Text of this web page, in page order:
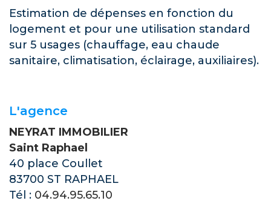
Estimation de dépenses en fonction du
logement et pour une utilisation standard
sur 5 usages (chauffage, eau chaude
sanitaire, climatisation, éclairage, auxiliaires).
L'agence
NEYRAT IMMOBILIER
Saint Raphael
40 place Coullet
83700 ST RAPHAEL
Tél : 04.94.95.65.10